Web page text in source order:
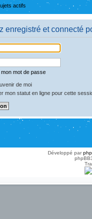
actifs
enregistré et connecté
mon mot de passe
de moi
mon statut en ligne pour cette
Développé par